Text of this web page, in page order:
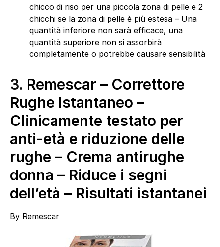
chicco di riso per una piccola zona di pelle e 2
chicchi se la zona di pelle è più estesa – Una
quantità inferiore non sarà efficace, una
quantità superiore non si assorbirà
completamente o potrebbe causare sensibilità
3. Remescar – Correttore
Rughe Istantaneo –
Clinicamente testato per
anti-età e riduzione delle
rughe – Crema antirughe
donna – Riduce i segni
dell’età – Risultati istantanei
By Remescar